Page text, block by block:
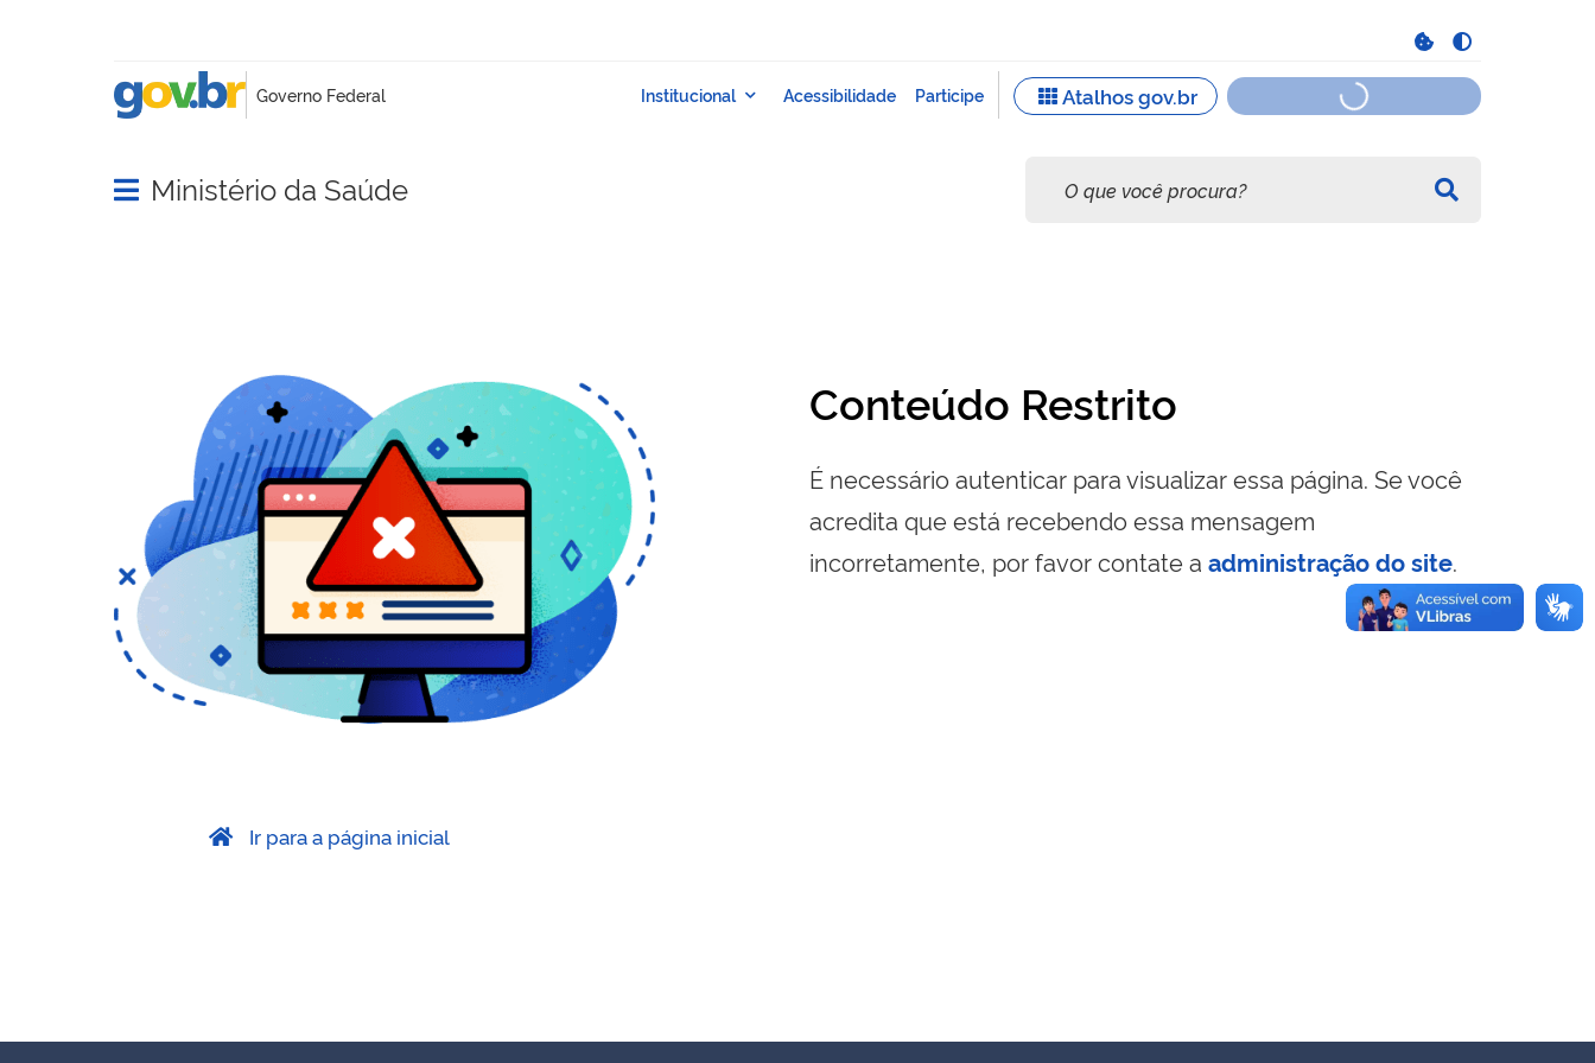
Abrir menu principal de navegação
Ministério da Saúde
Conteúdo Restrito
É necessário autenticar para visualizar essa página. Se você
acredita que está recebendo essa mensagem
incorretamente, por favor contate a administração do site.
Ir para a página inicial